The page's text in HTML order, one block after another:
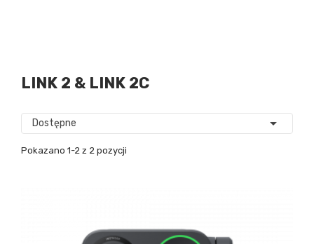
LINK 2 & LINK 2C
Dostępne 
Pokazano 1-2 z 2 pozycji